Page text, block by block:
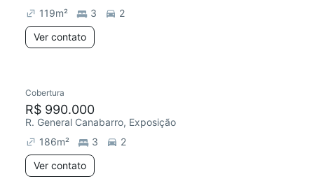
119m² 3
2
Ver contato
Cobertura
R$ 990.000
R. General Canabarro, Exposição
186m² 3
2
Ver contato